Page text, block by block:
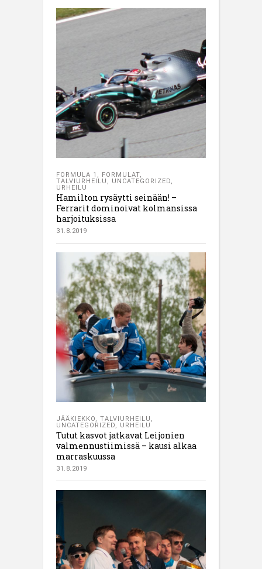
FORMULA 1 FORMULAT
TALVIURHEILU
UNCATEGORIZED
URHEILU
Hamilton rysäytti seinään! –
Ferrarit dominoivat kolmansissa
harjoituksissa
31.8.2019
JÄÄKIEKKO TALVIURHEILU
UNCATEGORIZED
URHEILU
Tutut kasvot jatkavat Leijonien
valmennustiimissä – kausi alkaa
marraskuussa
31.8.2019